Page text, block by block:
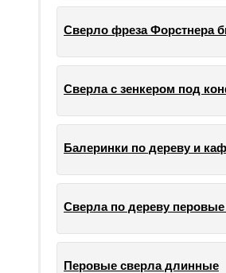
Сверло фреза Форстнера
Сверла с зенкером под
Балеринки по дереву и
Сверла по дереву
Перовые сверла длинные